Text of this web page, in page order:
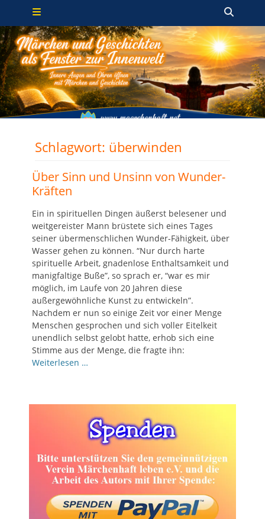
Zum
springen
Primäres Menü
Schlagwort: überwinden
Über Sinn und Unsinn von Wunder-
Kräften
Ein in spirituellen Dingen äußerst belesener und
weitgereister Mann brüstete sich eines Tages
seiner übermenschlichen Wunder-Fähigkeit, über
Wasser gehen zu können. “Nur durch harte
spirituelle Arbeit, gnadenlose Enthaltsamkeit und
manigfaltige Buße”, so sprach er, “war es mir
möglich, im Laufe von 20 Jahren diese
außergewöhnliche Kunst zu entwickeln”.
Nachdem er nun so einige Zeit vor einer Menge
Menschen gesprochen und sich voller Eitelkeit
unendlich selbst gelobt hatte, erhob sich eine
Stimme aus der Menge, die fragte ihn:
Weiterlesen …